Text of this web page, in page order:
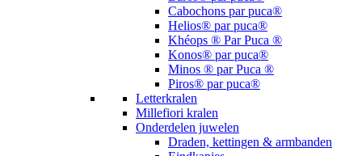
Cabochons par puca®
Helios® par puca®
Khéops ® Par Puca ®
Konos® par puca®
Minos ® par Puca ®
Piros® par puca®
Letterkralen
Millefiori kralen
Onderdelen juwelen
Draden, kettingen & armbanden